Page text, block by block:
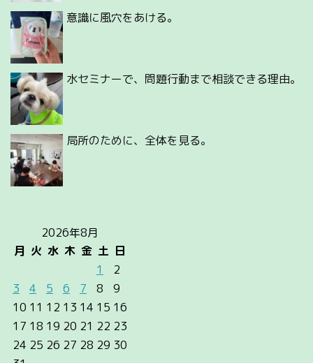
意識に風穴をあける。
水セミナーで、問題行動まで相談できる理由。
局所のために、全体を見る。
2026年8月
月 火 水 木 金 土 日
1
2
3
4 5 6 7 8
9
10 11 12 13 14 15 16
17 18 19 20 21 22 23
24 25 26 27 28 29 30